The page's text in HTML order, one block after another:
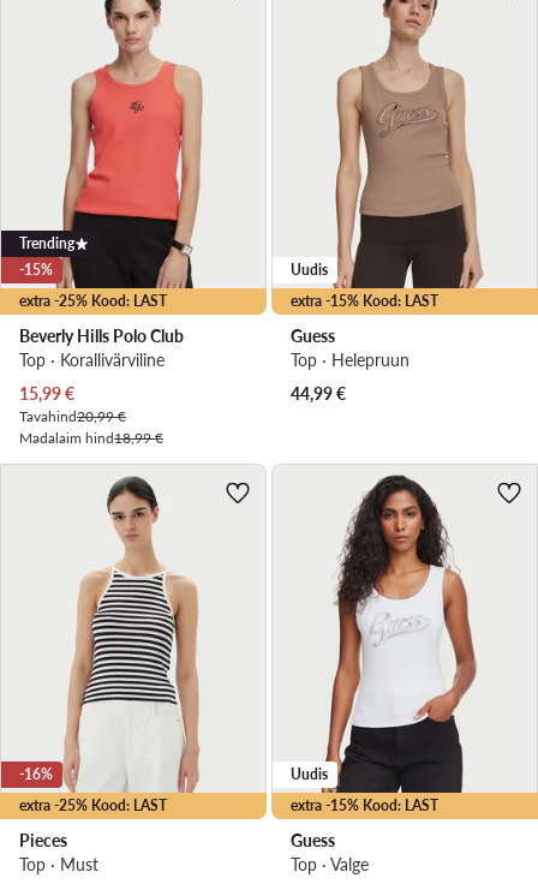
extra -25% Kood: LAST
Trending
-15%
Beverly Hills Polo Club
Top · Korallivärviline
Praegune hind
15,99€
Tavahind20,99 €
Madalaim hind18,99 €
extra -15% Kood: LAST
Uudis
Guess
Top · Helepruun
44,99€
extra -25% Kood: LAST
-16%
Pieces
Top · Must
extra -15% Kood: LAST
Uudis
Guess
Top · Valge